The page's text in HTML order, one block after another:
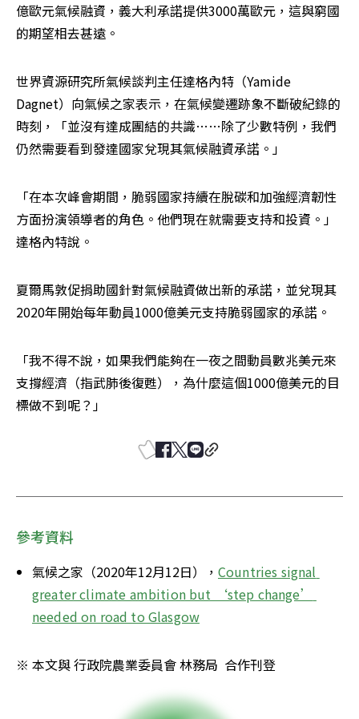
億歐元氣候融資，義大利承諾提供3000萬歐元，這與窮國
的期望相去甚遠。
世界資源研究所氣候談判主任達格內特（Yamide
Dagnet）向氣候之家表示，在氣候變遷跡象不斷破紀錄的
時刻，「並沒有達成團結的共識……除了少數特例，我們
仍然需要看到發達國家兌現其氣候融資承諾。」
「在本次峰會期間，脆弱國家持續在脫碳和加強經濟韌性
方面扮演領導者的角色。他們現在就需要支持和投資。」
達格內特說。
夏爾馬敦促捐助國針對氣候融資做出新的承諾，並兌現其
2020年開始每年動員1000億美元支持脆弱國家的承諾。
「我不得不說，如果我們能夠在一夜之間動員數兆美元來
支撐經濟（指武肺後復甦），為什麼這個1000億美元的目
標做不到呢？」
參考資料
氣候之家（2020年12月12日）， Countries signal
greater climate ambition but ‘step change’
needed on road to Glasgow
※ 本文與 行政院農業委員會 林務局  合作刊登